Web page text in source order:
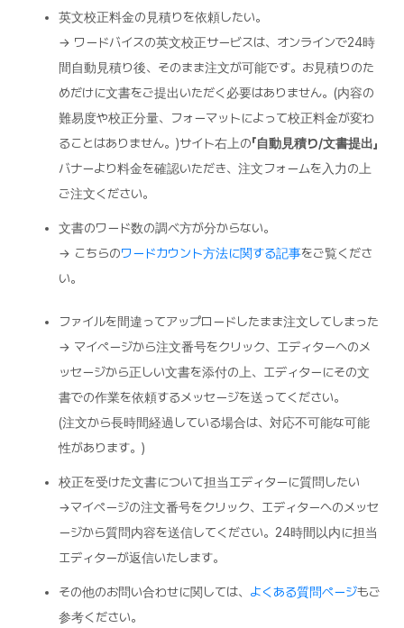
英文校正料金の見積りを依頼したい。
→ ワードバイスの英文校正サービスは、オンラインで24時
間自動見積り後、そのまま注文が可能です。お見積りのた
めだけに文書をご提出いただく必要はありません。(内容の
難易度や校正分量、フォーマットによって校正料金が変わ
ることはありません。)サイト右上の「自動見積り/文書提出」
バナーより料金を確認いただき、注文フォームを入力の上
ご注文ください。
文書のワード数の調べ方が分からない。
→ こちらのワードカウント方法に関する記事をご覧くださ
い。
ファイルを間違ってアップロードしたまま注文してしまった
→ マイページから注文番号をクリック、エディターへのメ
ッセージから正しい文書を添付の上、エディターにその文
書での作業を依頼するメッセージを送ってください。
(注文から長時間経過している場合は、対応不可能な可能
性があります。)
校正を受けた文書について担当エディターに質問したい
→マイページの注文番号をクリック、エディターへのメッセ
ージから質問内容を送信してください。24時間以内に担当
エディターが返信いたします。
その他のお問い合わせに関しては、 よくある質問ページもご
参考ください。